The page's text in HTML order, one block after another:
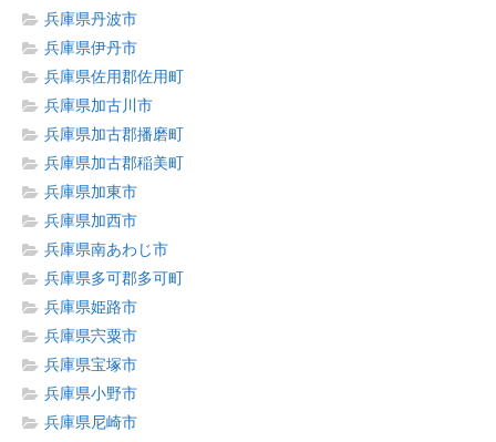
兵庫県丹波市
兵庫県伊丹市
兵庫県佐用郡佐用町
兵庫県加古川市
兵庫県加古郡播磨町
兵庫県加古郡稲美町
兵庫県加東市
兵庫県加西市
兵庫県南あわじ市
兵庫県多可郡多可町
兵庫県姫路市
兵庫県宍粟市
兵庫県宝塚市
兵庫県小野市
兵庫県尼崎市